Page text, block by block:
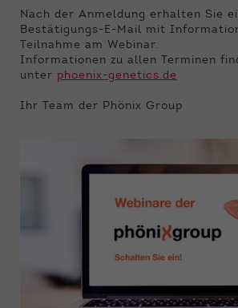
Nach der Anmeldung erhalten Sie
Bestätigungs-E-Mail mit
Teilnahme am Webinar.
Informationen zu allen Terminen
unter phoenix-genetics.de
Ihr Team der Phönix Group